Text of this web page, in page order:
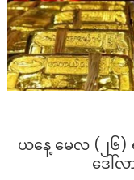
ယနေ့ မေလ (၂၆)
ဒေါ်လ